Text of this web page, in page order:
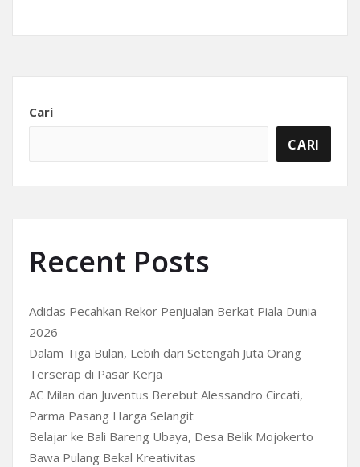
Cari
CARI
Recent Posts
Adidas Pecahkan Rekor Penjualan Berkat Piala Dunia
2026
Dalam Tiga Bulan, Lebih dari Setengah Juta Orang
Terserap di Pasar Kerja
AC Milan dan Juventus Berebut Alessandro Circati,
Parma Pasang Harga Selangit
Belajar ke Bali Bareng Ubaya, Desa Belik Mojokerto
Bawa Pulang Bekal Kreativitas